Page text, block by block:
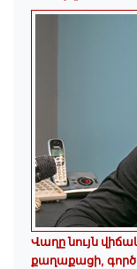
Վաղը նույն
քաղաքացի,